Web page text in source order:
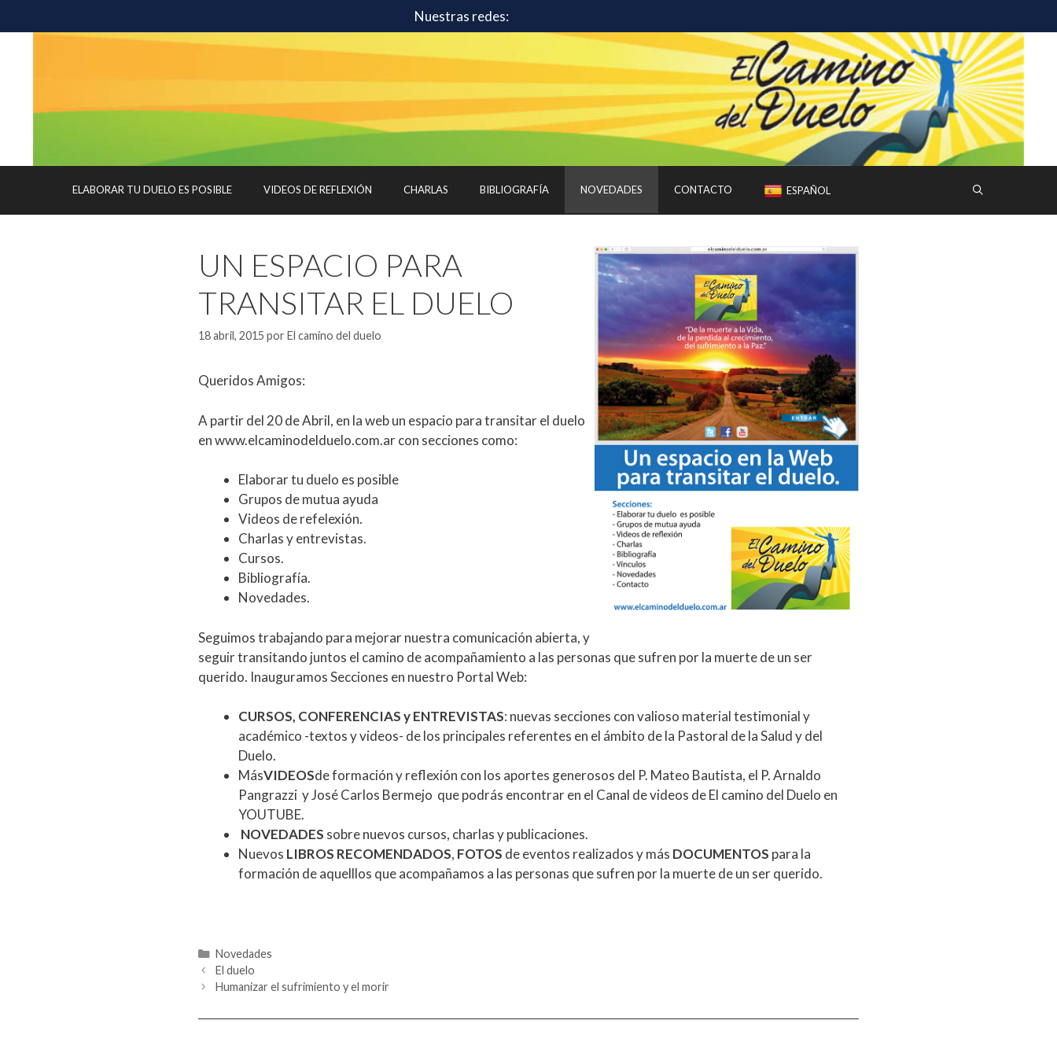
al
Nuestras redes:
ELABORAR TU DUELO ES POSIBLE VIDEOS DE REFLEXIÓN CHARLAS BIBLIOGRAFÍA NOVEDADES CONTACTO ESPAÑOL
UN ESPACIO PARA
TRANSITAR EL DUELO
18 abril, 2015 por El camino del duelo
Queridos Amigos:
A partir del 20 de Abril, en la web un espacio para transitar el duelo
en www.elcaminodelduelo.com.ar con secciones como:
Elaborar tu duelo es posible
Grupos de mutua ayuda
Videos de refelexión.
Charlas y entrevistas.
Cursos.
Bibliografía.
Novedades.
Seguimos trabajando para mejorar nuestra comunicación abierta, y
seguir transitando juntos el camino de acompañamiento a las personas que sufren por la muerte de un ser
querido. Inauguramos Secciones en nuestro Portal Web:
CURSOS, CONFERENCIAS y ENTREVISTAS: nuevas secciones con valioso material testimonial y
académico -textos y videos- de los principales referentes en el ámbito de la Pastoral de la Salud y del
Duelo.
MásVIDEOSde formación y reflexión con los aportes generosos del P. Mateo Bautista, el P. Arnaldo
Pangrazzi y José Carlos Bermejo que podrás encontrar en el Canal de videos de El camino del Duelo en
YOUTUBE.
NOVEDADES sobre nuevos cursos, charlas y publicaciones.
Nuevos LIBROS RECOMENDADOS, FOTOS de eventos realizados y más DOCUMENTOS para la
formación de aquelllos que acompañamos a las personas que sufren por la muerte de un ser querido.
Categorías
Novedades
El duelo
Humanizar el sufrimiento y el morir